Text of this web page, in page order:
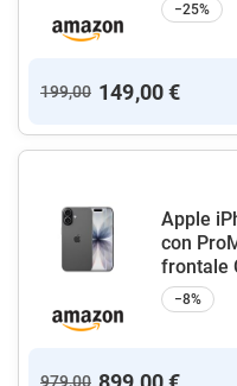
−25%
199,00 149,00 €
Apple
con
frontale
−8%
979,00